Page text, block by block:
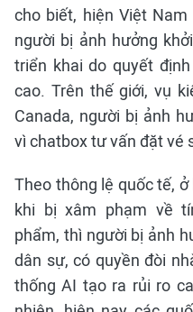
cho biết, hiện Việt
người bị ảnh hưởng
triển khai do quyết
cao. Trên thế giới, vụ
Canada, người bị ảnh
vì chatbox tư vấn đặt vé
Theo thông lệ quốc tế,
khi bị xâm phạm về
phẩm, thì người bị ảnh
dân sự, có quyền đòi
thống AI tạo ra rủi ro